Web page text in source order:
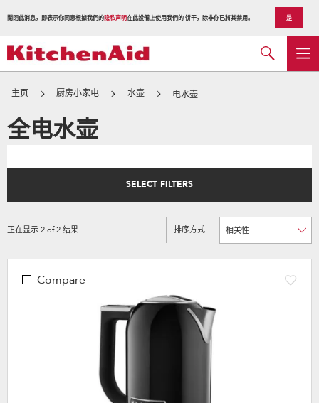
關閉此消息，即表示你同意根據我們的隐私声明在此設備上使用我們的 饼干，除非你已將其禁用。 是
主页 厨房小家电 水壶 电水壶
全电水壶
SELECT FILTERS
正在显示 2 of2 结果
Content
of
page
排序方式
Changing
the
by
will
refresh
updating
Compare